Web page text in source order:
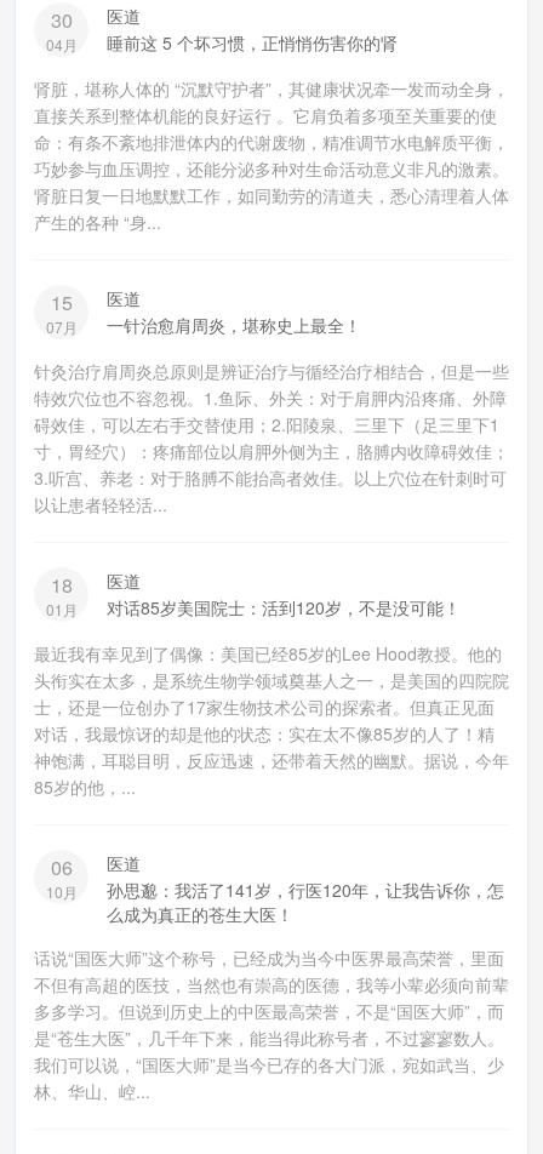
30
04月
医道
睡前这 5 个坏习惯，正悄悄伤害你的肾
肾脏，堪称人体的 “沉默守护者”，其健康状况牵一发而动全身，
直接关系到整体机能的良好运行 。它肩负着多项至关重要的使
命：有条不紊地排泄体内的代谢废物，精准调节水电解质平衡，
巧妙参与血压调控，还能分泌多种对生命活动意义非凡的激素。
肾脏日复一日地默默工作，如同勤劳的清道夫，悉心清理着人体
产生的各种 “身...
15
07月
医道
一针治愈肩周炎，堪称史上最全！
针灸治疗肩周炎总原则是辨证治疗与循经治疗相结合，但是一些
特效穴位也不容忽视。1.鱼际、外关：对于肩胛内沿疼痛、外障
碍效佳，可以左右手交替使用；2.阳陵泉、三里下（足三里下1
寸，胃经穴）：疼痛部位以肩胛外侧为主，胳膊内收障碍效佳；
3.听宫、养老：对于胳膊不能抬高者效佳。以上穴位在针刺时可
以让患者轻轻活...
18
01月
医道
对话85岁美国院士：活到120岁，不是没可能！
最近我有幸见到了偶像：美国已经85岁的Lee Hood教授。他的
头衔实在太多，是系统生物学领域奠基人之一，是美国的四院院
士，还是一位创办了17家生物技术公司的探索者。但真正见面
对话，我最惊讶的却是他的状态：实在太不像85岁的人了！精
神饱满，耳聪目明，反应迅速，还带着天然的幽默。据说，今年
85岁的他，...
06
10月
医道
孙思邈：我活了141岁，行医120年，让我告诉你，怎
么成为真正的苍生大医！
话说“国医大师”这个称号，已经成为当今中医界最高荣誉，里面
不但有高超的医技，当然也有崇高的医德，我等小辈必须向前辈
多多学习。但说到历史上的中医最高荣誉，不是“国医大师”，而
是“苍生大医”，几千年下来，能当得此称号者，不过寥寥数人。
我们可以说，“国医大师”是当今已存的各大门派，宛如武当、少
林、华山、崆...